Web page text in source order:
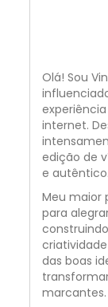
Olá! Sou
internet.
edição de
e autêntico.
Meu maior
para
das boas
marcantes.